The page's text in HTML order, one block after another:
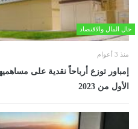
حال المال والاقتصاد
منذ 3 أعوام
الأول من 2023